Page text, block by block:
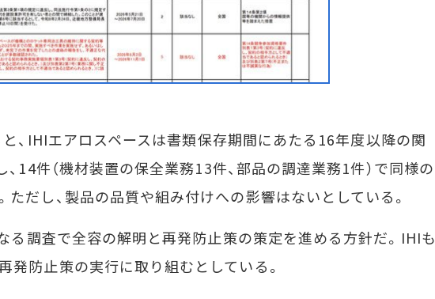
、IHIエアロスペースは書類保存期間にあたる16年度以降の関
14件（機材装置の保全業務13件、部品の調達業務1件）で同様の
ただし、製品の品質や組み付けへの影響はないとしている。
る調査で全容の解明と再発防止策の策定を進める方針だ。IHIも
発防止策の実行に取り組むとしている。